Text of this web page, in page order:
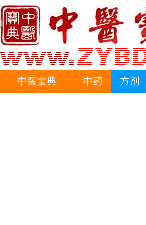
中医宝典 中药 方剂